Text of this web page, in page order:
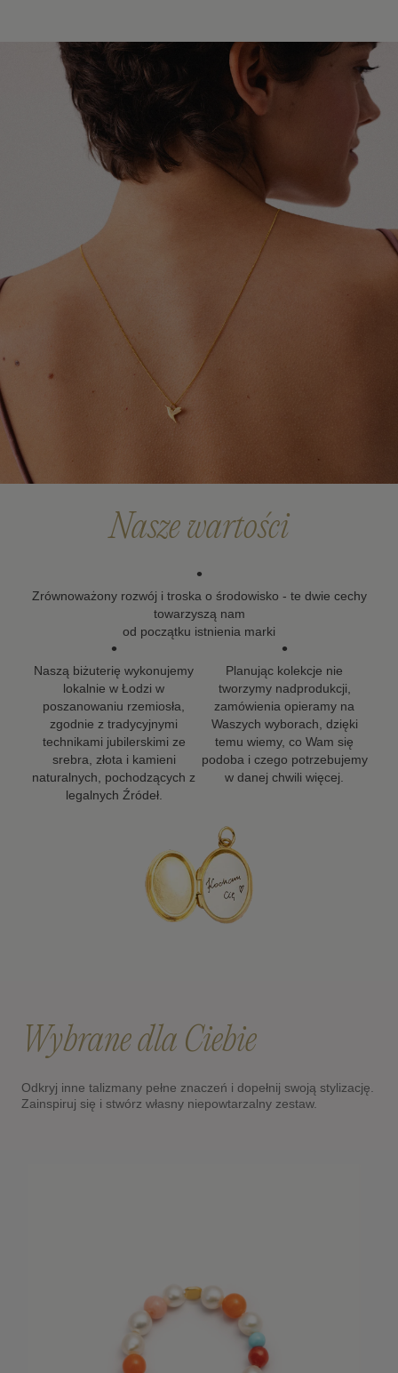
Global Express (Poczta Polska). Szacowany czas
doręczenia wynosi od 3 do 20 dni roboczych.
Szczegółowe informacje dotyczące dostępnych krajów,
metod wysyłki oraz orientacyjnych terminów dostawy
znajdziesz w tabeli.
Dokładamy wszelkich starań, aby Twoje zamówienie
dotarło bezpiecznie i jak najszybciej - niezależnie od
tego, czy podróżuje kilka ulic dalej, czy na drugi koniec
W przypadku zamówień wysyłanych do Wielkiej Brytanii i
Irlandii Północnej mogą obowiązywać dodatkowe opłaty
celne, podatki lub opłaty importowe naliczane przez
lokalne organy celne. Ewentualne koszty tego typu
ponosi odbiorca przesyłki.
zakładać ją jako ostatni element stylizacji.
Chroń biżuterię przed kontaktem z detergentami,
środkami czystości oraz preparatami leczniczymi
stosowanymi na skórę, które mogą wpływać na trwałość
pozłocenia i wygląd metalu.
Zdejmuj biżuterię przed kąpielą, snem, uprawianiem
sportu oraz wykonywaniem prac domowych. Pozwoli to
ograniczyć ryzyko uszkodzeń, odkształceń i utraty
Aby odświeżyć biżuterię i przywrócić jej blask, delikatnie
przecieraj ją miękką ściereczką jubilerską. Pamiętaj, że
pozłocenie jest naturalną powłoką użytkową, która z
czasem może ulegać ścieraniu. Tempo tego procesu
zależy między innymi od sposobu użytkowania,
częstotliwości noszenia oraz indywidualnych właściwości
skóry.
Po upływie okresu gwarancji możesz skorzystać z
dokładamy wszelkich starań, aby nasze projekty mogły
towarzyszyć Ci w kolejnych ważnych momentach życia.
Nasze wartości
•
Zrównoważony rozwój i troska o środowisko - te dwie cechy
towarzyszą nam
od początku istnienia marki
•
Naszą biżuterię wykonujemy
lokalnie w Łodzi w
poszanowaniu rzemiosła,
zgodnie z tradycyjnymi
technikami jubilerskimi ze
srebra, złota i kamieni
naturalnych, pochodzących z
legalnych Źródeł.
•
Planując kolekcje nie
tworzymy nadprodukcji,
zamówienia opieramy na
Waszych wyborach, dzięki
temu wiemy, co Wam się
podoba i czego potrzebujemy
w danej chwili więcej.
Wybrane dla Ciebie
Odkryj inne talizmany pełne znaczeń i dopełnij swoją stylizację.
Zainspiruj się i stwórz własny niepowtarzalny zestaw.